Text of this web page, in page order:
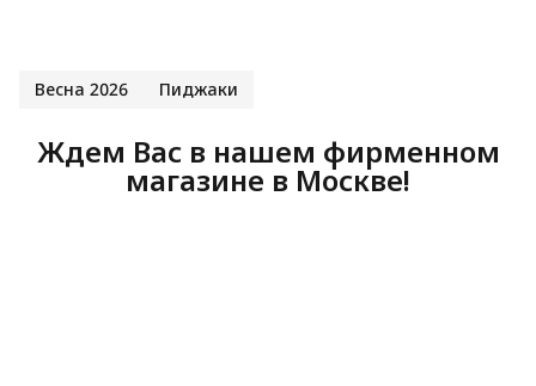
Весна 2026 Пиджаки
Ждем Вас в нашем фирменном
магазине в Москве!